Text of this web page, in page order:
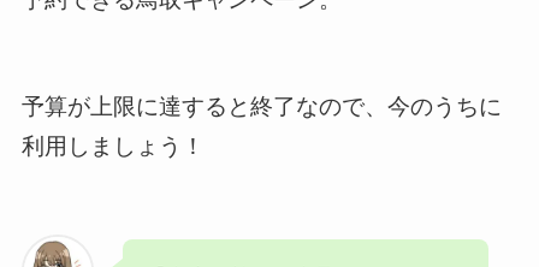
予算が上限に達すると終了なので、今のうちに
利用しましょう！